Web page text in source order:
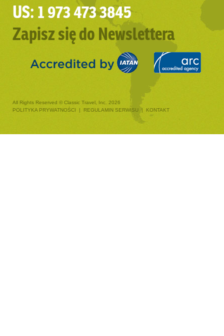
US: 1 973 473 3845
Zapisz się do Newslettera
All Rights Reserved © Classic Travel, Inc. 2026
POLITYKA PRYWATNOŚCI
| REGULAMIN SERWISU | KONTAKT